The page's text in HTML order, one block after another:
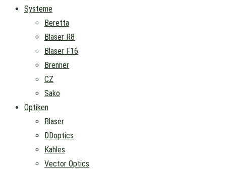
Systeme
Beretta
Blaser R8
Blaser F16
Brenner
CZ
Sako
Optiken
Blaser
DDoptics
Kahles
Vector Optics